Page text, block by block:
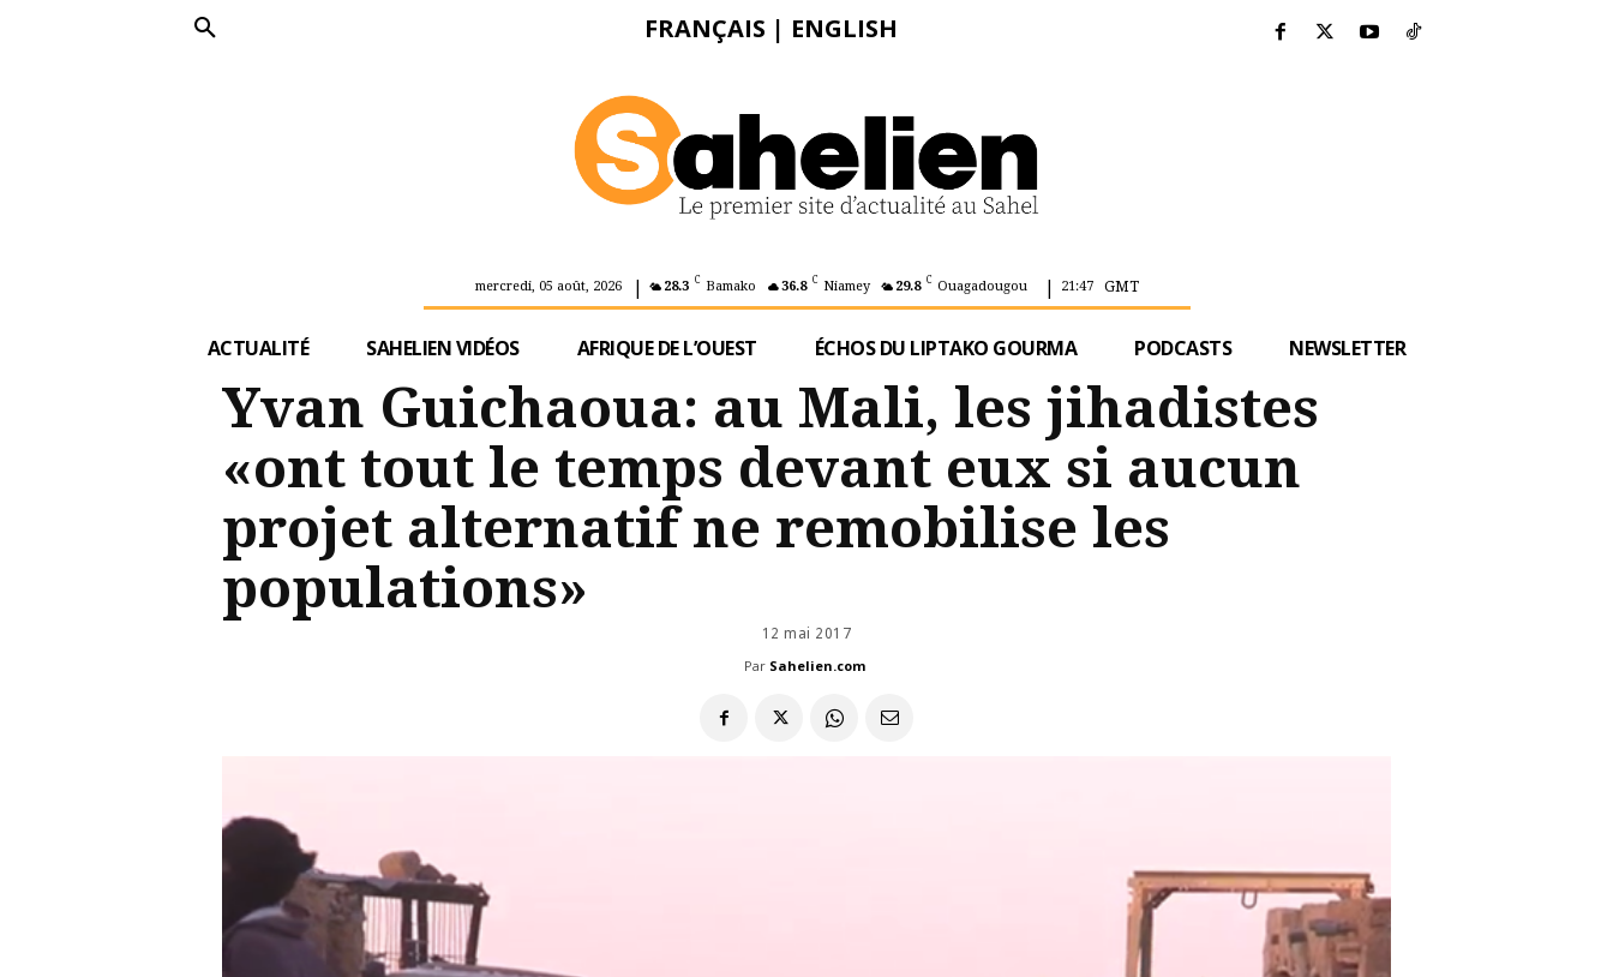
FRANÇAIS | ENGLISH
mercredi, 05 août, 2026 | 28.3 C Bamako 36.8 C Niamey 29.8 C Ouagadougou | 21:47 GMT
ACTUALITÉ SAHELIEN VIDÉOS AFRIQUE DE L’OUEST ÉCHOS DU LIPTAKO GOURMA PODCASTS NEWSLETTER
Yvan Guichaoua: au Mali, les jihadistes
«ont tout le temps devant eux si aucun
projet alternatif ne remobilise les
populations»
12 mai 2017
Par Sahelien.com